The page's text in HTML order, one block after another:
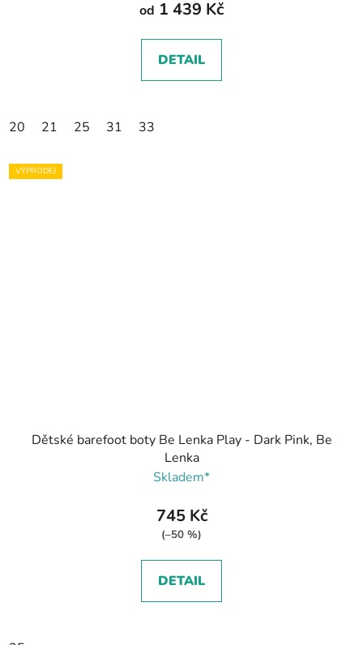
od 1 439 Kč
DETAIL
20 21 25 31 33
VÝPRODEJ
Dětské barefoot boty Be Lenka Play - Dark Pink, Be
Lenka
Skladem*
745 Kč
(–50 %)
DETAIL